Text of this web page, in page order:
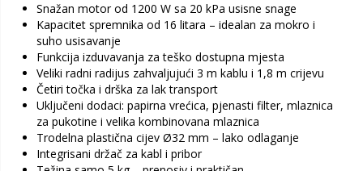
Snažan motor od 1200 W sa 20 kPa usisne snage
Kapacitet spremnika od 16 litara – idealan za mokro i
suho usisavanje
Funkcija izduvavanja za teško dostupna mjesta
Veliki radni radijus zahvaljujući 3 m kablu i 1,8 m crijevu
Četiri točka i drška za lak transport
Uključeni dodaci: papirna vrećica, pjenasti filter, mlaznica
za pukotine i velika kombinovana mlaznica
Trodelna plastična cijev Ø32 mm – lako odlaganje
Integrisani držač za kabl i pribor